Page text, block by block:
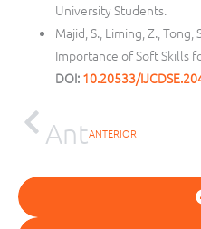
University Students.
Majid, S., Liming, Z., Tong,
Importance of Soft Skills
DOI: 10.20533/
AntANTERIOR